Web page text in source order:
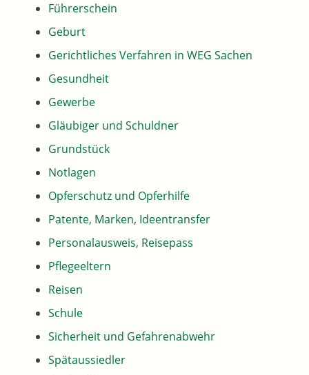
Führerschein
Geburt
Gerichtliches Verfahren in WEG Sachen
Gesundheit
Gewerbe
Gläubiger und Schuldner
Grundstück
Notlagen
Opferschutz und Opferhilfe
Patente, Marken, Ideentransfer
Personalausweis, Reisepass
Pflegeeltern
Reisen
Schule
Sicherheit und Gefahrenabwehr
Spätaussiedler